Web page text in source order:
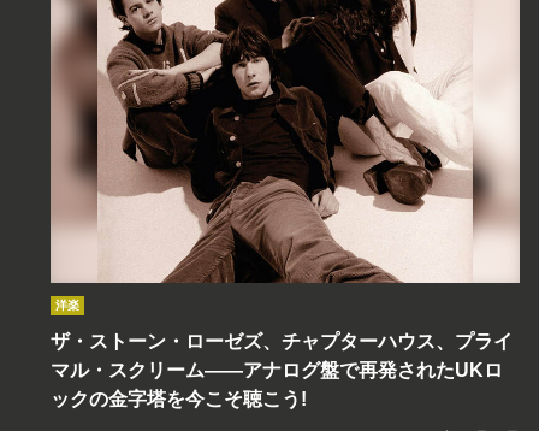
洋楽
ザ・ストーン・ローゼズ、チャプターハウス、プライ
マル・スクリーム――アナログ盤で再発されたUKロ
ックの金字塔を今こそ聴こう!